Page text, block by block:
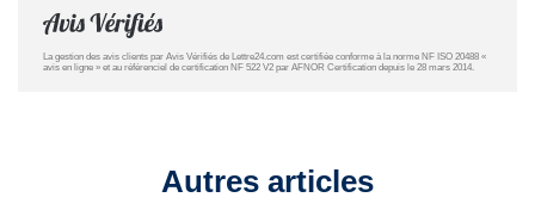
La gestion des avis clients par Avis Vérifiés de Lettre24.com est certifiée conforme à la norme NF ISO 20488 «
avis en ligne » et au référenciel de certification NF 522 V2 par AFNOR Certification depuis le 28 mars 2014.
Autres articles